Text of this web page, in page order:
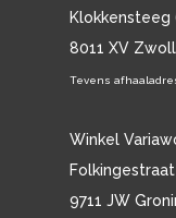
Klokkensteeg
8011 XV
Tevens
Winkel
Folkingestraat
9711 JW